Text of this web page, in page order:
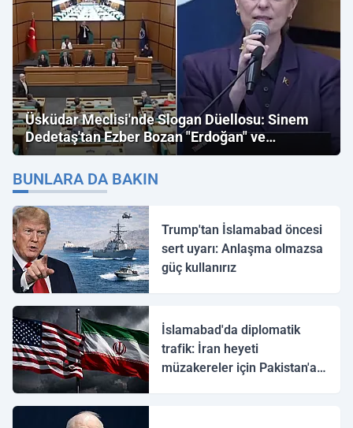
Üsküdar Meclisi'nde Slogan Düellosu: Sinem
Dedetaş'tan Ezber Bozan "Erdoğan" ve
"İmamoğlu" Çıkışı!
BUNLARA DA BAKIN
Trump'tan İslamabad öncesi
sert uyarı: Anlaşma olmazsa
güç kullanırız
İslamabad'da diplomatik
trafik: İran heyeti
müzakereler için Pakistan'a